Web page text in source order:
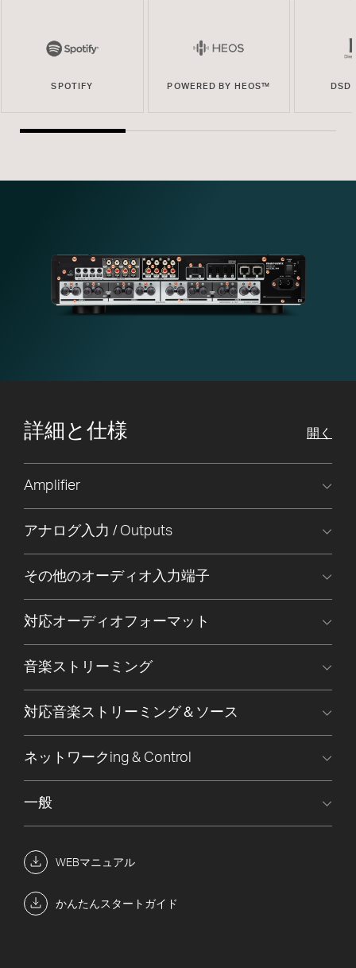
SPOTIFY POWERED BY HEOS™ DSD
詳細と仕様
WEBマニュアル
かんたんスタートガイド
開く
Amplifier
アナログ入力 / Outputs
その他のオーディオ入力端子
対応オーディオフォーマット
音楽ストリーミング
対応音楽ストリーミング＆ソース
ネットワークing & Control
一般